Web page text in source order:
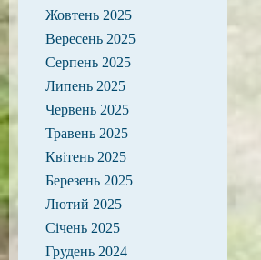
Жовтень 2025
Вересень 2025
Серпень 2025
Липень 2025
Червень 2025
Травень 2025
Квітень 2025
Березень 2025
Лютий 2025
Січень 2025
Грудень 2024